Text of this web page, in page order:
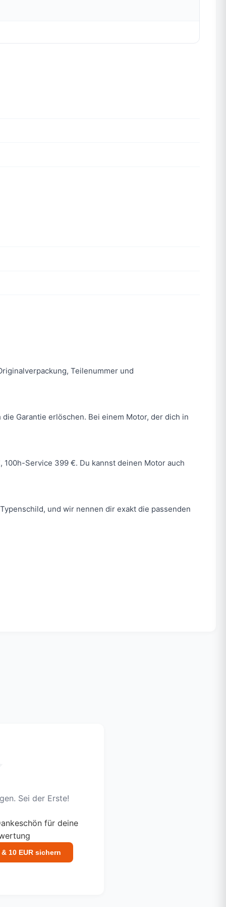
Teilenummer und
Garantie erlöschen. Bei einem Motor, der dich in
Service 399 €. Du kannst deinen Motor auch
und wir nennen dir exakt die passenden
Sei der Erste!
für deine
10 EUR sichern